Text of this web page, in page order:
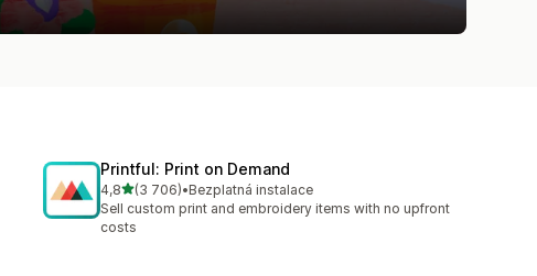
Printful: Print on Demand
4,8z 5 hvězd
(3 706)
Celkový počet recenzí: 3706
•Bezplatná instalace
Sell custom print and embroidery items with no upfront
costs